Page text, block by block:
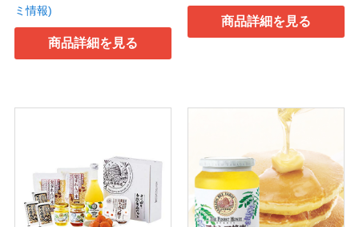
ミ情報)
商品詳細を見る
商品詳細を見る